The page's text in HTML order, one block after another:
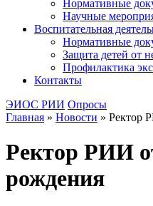
Нормативные
Научные
Воспитательная
Нормативные
Защита детей от
Профилактика
Контакты
ЭИОС РИИ Опросы
Главная » Новости » Ректор
Ректор РИИ
рождения